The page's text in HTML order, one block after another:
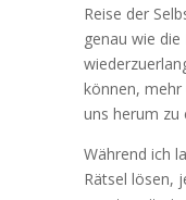
Reise der
genau wie
können, mehr
uns herum zu
Während ich
Rätsel lösen,